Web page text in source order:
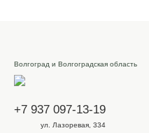
Волгоград и Волгоградская область
+7 937 097-13-19
ул. Лазоревая, 334